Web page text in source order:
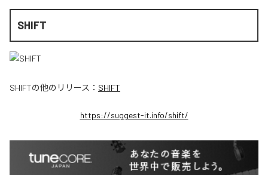
SHIFT
SHIFTの他のリリース： SHIFT
https://suggest-it.info/shift/